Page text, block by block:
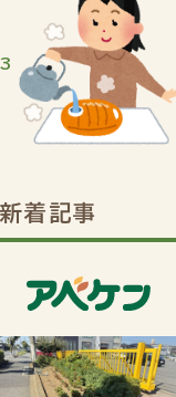
新着記事